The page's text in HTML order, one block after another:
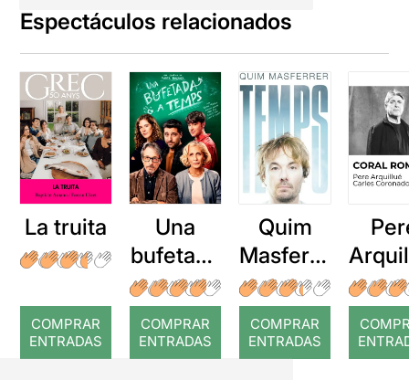
Espectáculos relacionados
La truita
COMPRAR
ENTRADAS
Una
bufetada
a temps
COMPRAR
ENTRADAS
Quim
Masferre
r: Temps
COMPRAR
ENTRADAS
: